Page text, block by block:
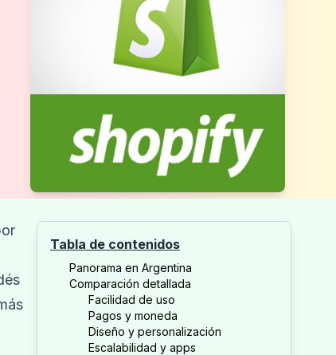
Tabla de contenidos
Panorama en Argentina
Comparación detallada
Facilidad de uso
Pagos y moneda
Diseño y personalización
Escalabilidad y apps